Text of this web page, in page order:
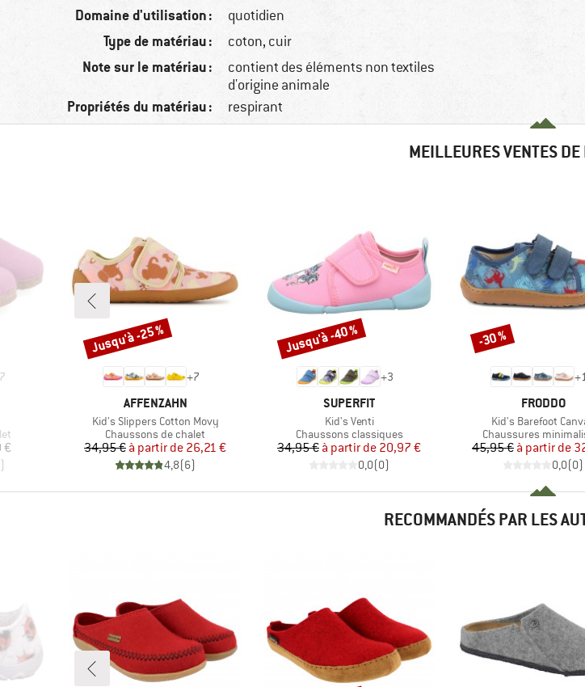
Domaine d'utilisation : quotidien
Type de matériau : coton, cuir
Note sur le matériau :
contient des éléments non textiles
d'origine animale
Propriétés du matériau : respirant
MEILLEURES VENTES
7
€
)
+7
MARQUE
AFFENZAHN
Article
Kid's Slippers Cotton Movy
Product group
Chaussons de chalet
Prix
34,95 € Prix réduit
à partir de 26,21 €
4,8(6)
Remise
Jusqu'à -25 %
+3
MARQUE
SUPERFIT
Article
Kid's Venti
Product group
Chaussons classiques
Prix
34,95 € Prix réduit
à partir de 20,97 €
0,0(0)
Remise
Jusqu'à -40 %
+
MARQUE
FRODDO
Article
Kid's Barefoot
Product group
Chaussures
Prix
45,95 € Prix
à partir de
0,0(0)
Remise
-30 %
RECOMMANDÉS PAR LES